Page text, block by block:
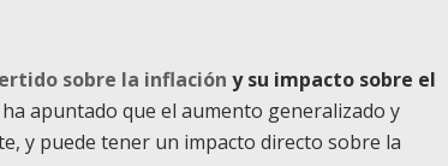
sobre la inflación y su impacto sobre el
apuntado que el aumento generalizado y
y puede tener un impacto directo sobre la